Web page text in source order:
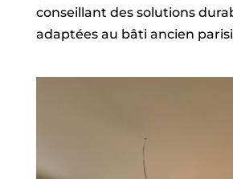
conseillant des solutions
adaptées au bâti ancien